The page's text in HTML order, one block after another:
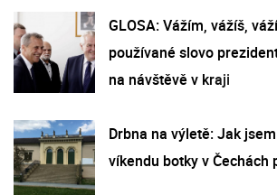
GLOSA: Vážím, vážíš,
používané slovo
na návštěvě v kraji
Drbna na výletě: Jak
víkendu botky v Čechách